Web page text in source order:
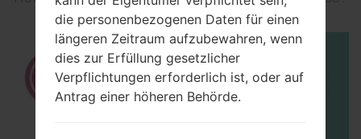
die personenbezogenen Daten für einen
längeren Zeitraum aufzubewahren, wenn
dies zur Erfüllung gesetzlicher
Verpflichtungen erforderlich ist, oder auf
Antrag einer höheren Behörde.